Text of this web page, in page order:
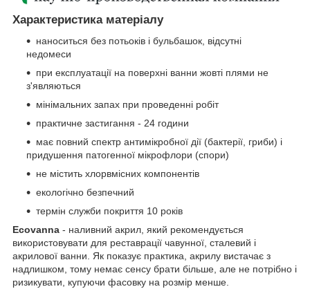
Характеристика матеріалу
наноситься без потьоків і бульбашок, відсутні
недомеси
при експлуатації на поверхні ванни жовті плями не
з'являються
мінімальних запах при проведенні робіт
практичне застигання - 24 години
має повний спектр антимікробної дії (бактерії, гриби) і
придушення патогенної мікрофлори (спори)
не містить хлорвмісних компонентів
екологічно безпечний
термін служби покриття 10 років
Ecovanna - наливний акрил, який рекомендується
використовувати для реставрації чавунної, сталевий і
акрилової ванни. Як показує практика, акрилу вистачає з
надлишком, тому немає сенсу брати більше, але не потрібно і
ризикувати, купуючи фасовку на розмір менше.